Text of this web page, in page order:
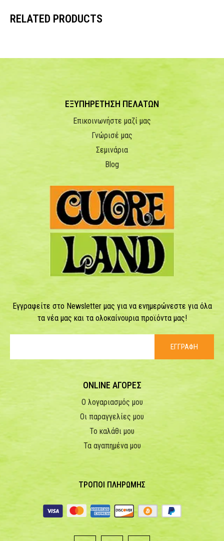
RELATED PRODUCTS
ΕΞΥΠΗΡΕΤΗΣΗ ΠΕΛΑΤΩΝ
Επικοινωνήστε μαζί μας
Γνώρισέ μας
Σεμινάρια
Blog
Εγγραφείτε στο Newsletter μας για να ενημερώνεστε για όλα
τα νέα μας και τα ολοκαίνουρια προϊόντα μας!
ΕΓΓΡΑΦΗ
ONLINE ΑΓΟΡΕΣ
Ο λογαριασμός μου
Οι παραγγελίες μου
Το καλάθι μου
Τα αγαπημένα μου
ΤΡΟΠΟΙ ΠΛΗΡΩΜΗΣ